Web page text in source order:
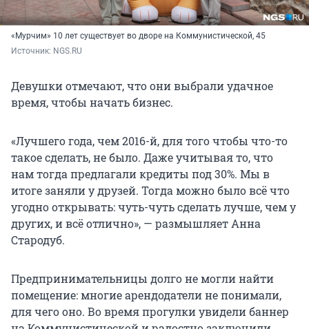
«Мурчим» 10 лет существует во дворе на Коммунистической, 45
Источник: NGS.RU
Девушки отмечают, что они выбрали удачное
время, чтобы начать бизнес.
«Лучшего года, чем 2016-й, для того чтобы что-то
такое сделать, не было. Даже учитывая то, что
нам тогда предлагали кредиты под 30%. Мы в
итоге заняли у друзей. Тогда можно было всё что
угодно открывать: чуть-чуть сделать лучше, чем у
других, и всё отлично», — размышляет Анна
Стародуб.
Предпринимательницы долго не могли найти
помещение: многие арендодатели не понимали,
для чего оно. Во время прогулки увидели баннер